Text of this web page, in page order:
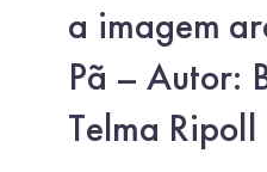
a imagem
Pã – Autor:
Telma Ripoll